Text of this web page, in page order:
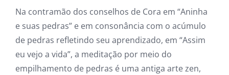
Na contramão dos conselhos de Cora em “Aninha
e suas pedras” e em consonância com o acúmulo
de pedras refletindo seu aprendizado, em “Assim
eu vejo a vida”, a meditação por meio do
empilhamento de pedras é uma antiga arte zen,